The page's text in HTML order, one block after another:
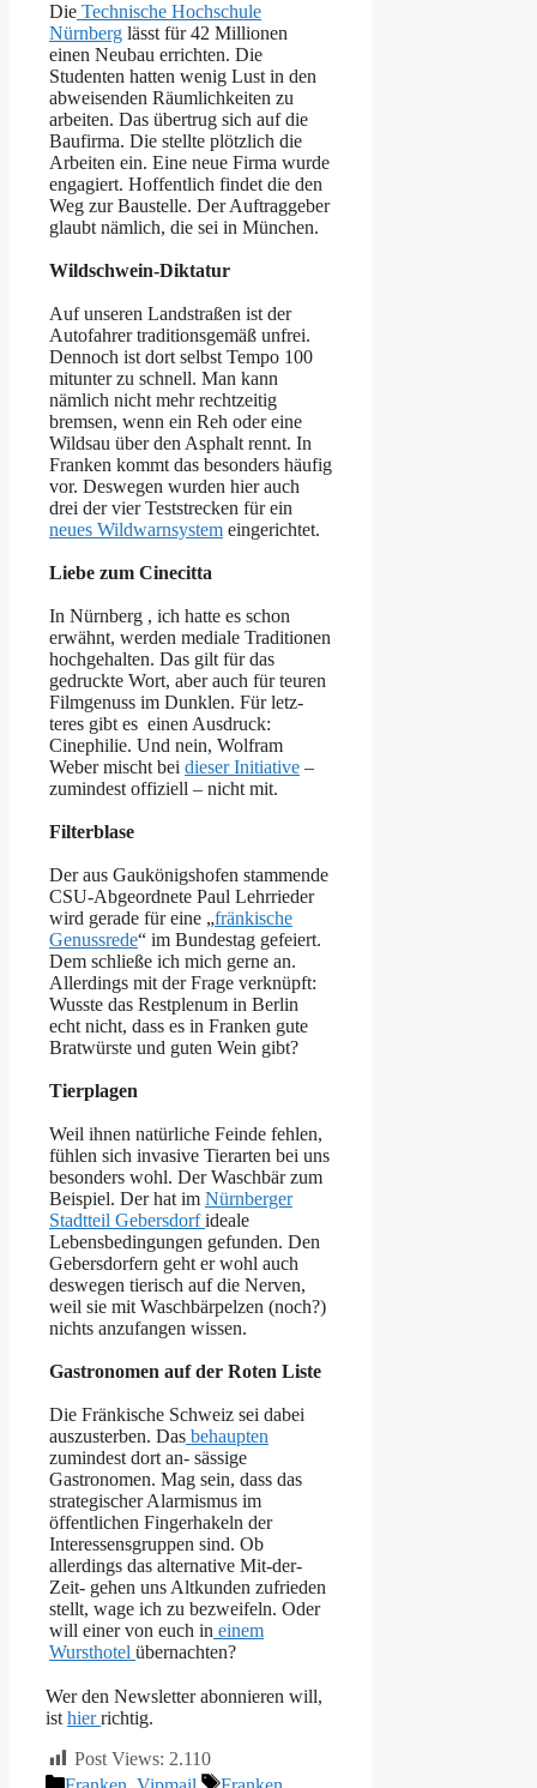
Die Technische Hochschule
Nürnberg lässt für 42 Millionen
einen Neubau errichten. Die
Studenten hatten wenig Lust in den
abweisenden Räumlichkeiten zu
arbeiten. Das übertrug sich auf die
Baufirma. Die stellte plötzlich die
Arbeiten ein. Eine neue Firma wurde
engagiert. Hoffentlich findet die den
Weg zur Baustelle. Der Auftraggeber
glaubt nämlich, die sei in München.
Wildschwein-Diktatur
Auf unseren Landstraßen ist der
Autofahrer traditionsgemäß unfrei.
Dennoch ist dort selbst Tempo 100
mitunter zu schnell. Man kann
nämlich nicht mehr rechtzeitig
bremsen, wenn ein Reh oder eine
Wildsau über den Asphalt rennt. In
Franken kommt das besonders häufig
vor. Deswegen wurden hier auch
drei der vier Teststrecken für ein
neues Wildwarnsystem eingerichtet.
Liebe zum Cinecitta
In Nürnberg , ich hatte es schon
erwähnt, werden mediale Traditionen
hochgehalten. Das gilt für das
gedruckte Wort, aber auch für teuren
Filmgenuss im Dunklen. Für letz-
teres gibt es einen Ausdruck:
Cinephilie. Und nein, Wolfram
Weber mischt bei dieser Initiative –
zumindest offiziell – nicht mit.
Filterblase
Der aus Gaukönigshofen stammende
CSU-Abgeordnete Paul Lehrrieder
wird gerade für eine „fränkische
Genussrede“ im Bundestag gefeiert.
Dem schließe ich mich gerne an.
Allerdings mit der Frage verknüpft:
Wusste das Restplenum in Berlin
echt nicht, dass es in Franken gute
Bratwürste und guten Wein gibt?
Tierplagen
Weil ihnen natürliche Feinde fehlen,
fühlen sich invasive Tierarten bei uns
besonders wohl. Der Waschbär zum
Beispiel. Der hat im Nürnberger
Stadtteil Gebersdorfideale
Lebensbedingungen gefunden. Den
Gebersdorfern geht er wohl auch
deswegen tierisch auf die Nerven,
weil sie mit Waschbärpelzen (noch?)
nichts anzufangen wissen.
Gastronomen auf der Roten Liste
Die Fränkische Schweiz sei dabei
auszusterben. Das behaupten
zumindest dort an- sässige
Gastronomen. Mag sein, dass das
strategischer Alarmismus im
öffentlichen Fingerhakeln der
Interessensgruppen sind. Ob
allerdings das alternative Mit-der-
Zeit- gehen uns Altkunden zufrieden
stellt, wage ich zu bezweifeln. Oder
will einer von euch in einem
Wursthotel übernachten?
Wer den Newsletter abonnieren will,
ist hierrichtig.
Post Views: 2.110
Kategorien
Schlagwörter